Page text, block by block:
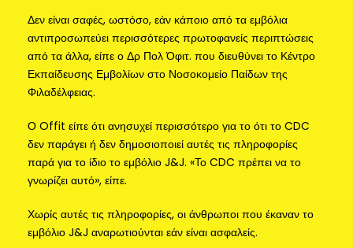
Δεν είναι σαφές, ωστόσο, εάν κάποιο από τα εμβόλια
αντιπροσωπεύει περισσότερες πρωτοφανείς περιπτώσεις
από τα άλλα, είπε ο Δρ Πολ Όφιτ. που διευθύνει το Κέντρο
Εκπαίδευσης Εμβολίων στο Νοσοκομείο Παίδων της
Φιλαδέλφειας.
Ο Offit είπε ότι ανησυχεί περισσότερο για το ότι το CDC
δεν παράγει ή δεν δημοσιοποιεί αυτές τις πληροφορίες
παρά για το ίδιο το εμβόλιο J&J. «Το CDC πρέπει να το
γνωρίζει αυτό», είπε.
Χωρίς αυτές τις πληροφορίες, οι άνθρωποι που έκαναν το
εμβόλιο J&J αναρωτιούνται εάν είναι ασφαλείς.